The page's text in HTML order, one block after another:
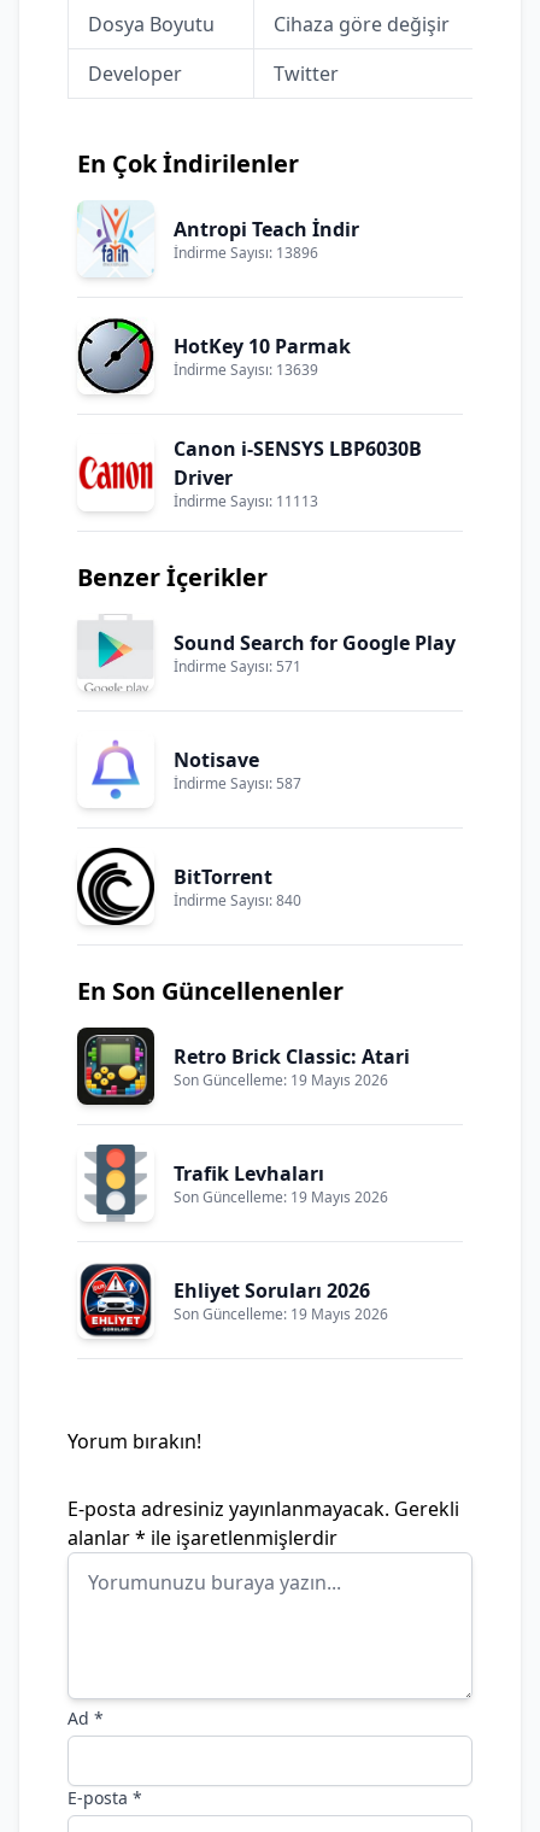
Dosya Boyutu
Cihaza göre değişir
Developer
Twitter
En Çok İndirilenler
Antropi Teach İndir
İndirme Sayısı: 13896
HotKey 10 Parmak
İndirme Sayısı: 13639
Canon i-SENSYS LBP6030B
Driver
İndirme Sayısı: 11113
Benzer İçerikler
Sound Search for Google Play
İndirme Sayısı: 571
Notisave
İndirme Sayısı: 587
BitTorrent
İndirme Sayısı: 840
En Son Güncellenenler
Retro Brick Classic: Atari
Son Güncelleme: 19 Mayıs 2026
Trafik Levhaları
Son Güncelleme: 19 Mayıs 2026
Ehliyet Soruları 2026
Son Güncelleme: 19 Mayıs 2026
Yorum bırakın!
E-posta adresiniz yayınlanmayacak. Gerekli
alanlar* ile işaretlenmişlerdir
Ad *
E-posta *